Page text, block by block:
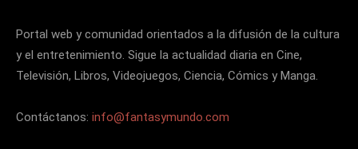
Portal web y comunidad orientados a la difusión de la cultura
y el entretenimiento. Sigue la actualidad diaria en Cine,
Televisión, Libros, Videojuegos, Ciencia, Cómics y Manga.
Contáctanos: info@fantasymundo.com